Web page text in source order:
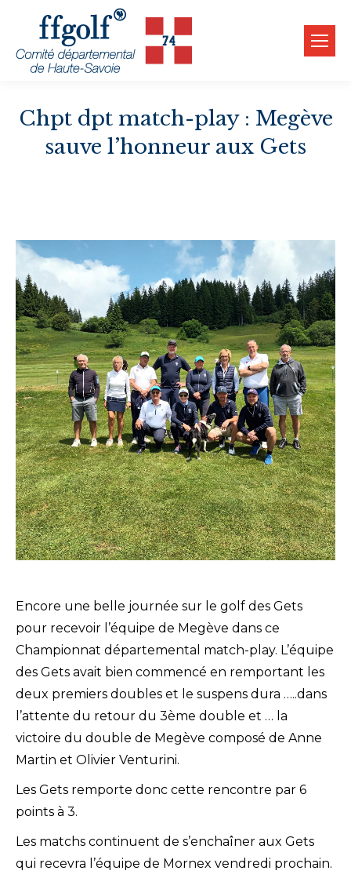
Chpt dpt match-play : Megève
sauve l’honneur aux Gets
Encore une belle journée sur le golf des Gets
pour recevoir l’équipe de Megève dans ce
Championnat départemental match-play. L’équipe
des Gets avait bien commencé en remportant les
deux premiers doubles et le suspens dura …..dans
l’attente du retour du 3ème double et … la
victoire du double de Megève composé de Anne
Martin et Olivier Venturini.
Les Gets remporte donc cette rencontre par 6
points à 3.
Les matchs continuent de s’enchaîner aux Gets
qui recevra l’équipe de Mornex vendredi prochain.